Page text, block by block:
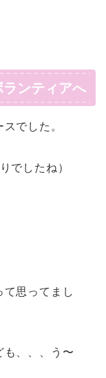
ンティアへ
でした。
でしたね）
て思ってまし
も、、、う〜